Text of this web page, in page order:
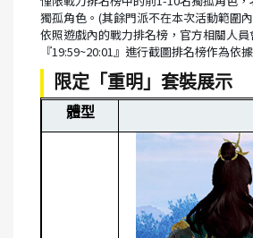
獨孤角色。(其餘門派不在本次活動範圍
依照遊戲內的戰力排名榜，官方相關人
『19:59~20:01』進行截圖排名榜作為依據
限定「重明」套裝展示
體型